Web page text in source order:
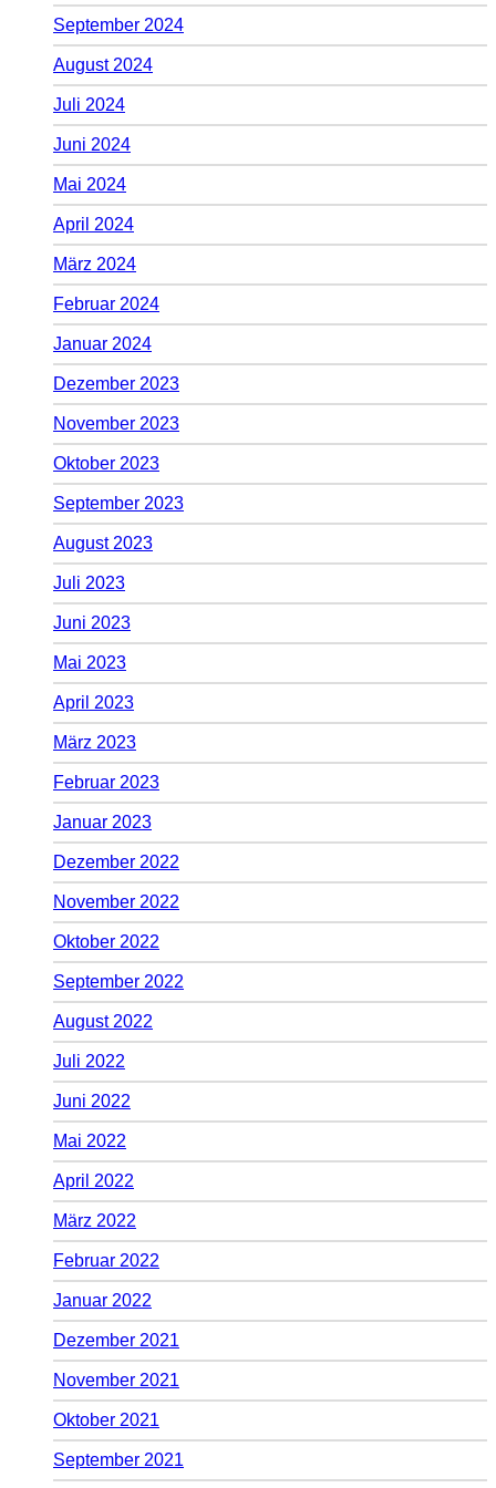
September 2024
August 2024
Juli 2024
Juni 2024
Mai 2024
April 2024
März 2024
Februar 2024
Januar 2024
Dezember 2023
November 2023
Oktober 2023
September 2023
August 2023
Juli 2023
Juni 2023
Mai 2023
April 2023
März 2023
Februar 2023
Januar 2023
Dezember 2022
November 2022
Oktober 2022
September 2022
August 2022
Juli 2022
Juni 2022
Mai 2022
April 2022
März 2022
Februar 2022
Januar 2022
Dezember 2021
November 2021
Oktober 2021
September 2021